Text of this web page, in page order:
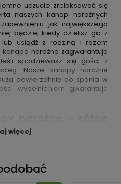
uczucie zrelaksować się
naszych kanap narożnych
jak największego
będzie, kiedy dzielisz go z
lub usiądź z rodziną i razem
kanapa narożna zagwarantuje
spodziewasz się gości z
Nasze kanapy narożne
powierzchnię do spania w
wypełnieniem gwarantuje
wymagań
znaczne ilości wolnej
, dzięki swoim kształtom, ułatwi
mebel to nie tylko
więcej